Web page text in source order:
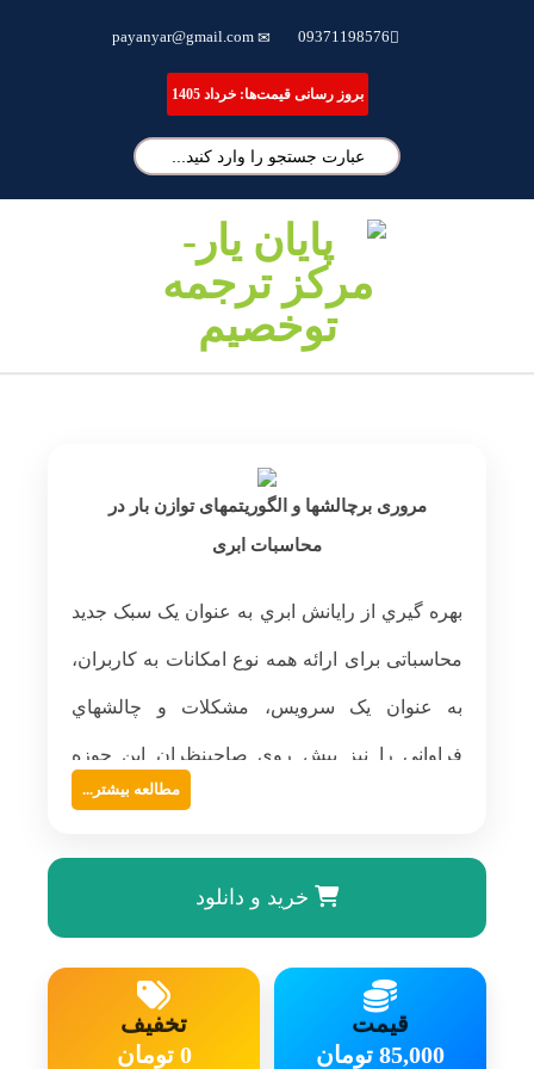
09371198576
payanyar@gmail.com
بروز رسانی قیمت‌ها: خرداد 1405
مروری برچالشها و الگوریتمهای توازن بار در
محاسبات ابری
بهره ­گيري از رایانش ابري ﺑﻪ ﻋﻨﻮان ﯾﮏ ﺳﺒﮏ ﺟﺪﯾﺪ
ﻣﺤﺎﺳﺒﺎﺗﯽ برای ارائه همه نوع امکانات به کاربران،
به عنوان یک سرویس، مشکلات و چالشهاي
فراوانی را نیز پيش روي صاحبنظران این حوزه
قرار داده است، که می­توان به مواردي نظير، توازن
اشاره کرد. ﻣﺤﺎﺳﺒﺎت اﺑﺮي از ﺗﻮازن ﺑﺎر ﺑﻪ ﻋﻨﻮان
ﺗﻘﺮﯾﺒﺎ ﺑﻪ ﯾﮏ ﻣﯿﺰان فعال ﺑﺎﺷﻨﺪ و ﺑﺎﻋﺚ اﻓﺰاﯾﺶ
ﭘﺎﺳﺦ­دﻫﯽ ﺳﯿﺴﺘﻢ ﺑﻪ ﮐﺎرﺑﺮان شود. ‫. با توجه به
مطالعه بیشتر...
خرید و دانلود
قیمت
85,000 تومان
تخفیف
0 تومان